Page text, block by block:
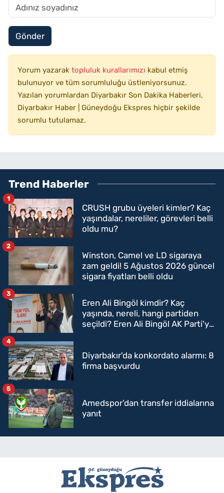
Gönder
Yorum yazarak topluluk kurallarımızı kabul etmiş
bulunuyor ve tüm sorumluluğu üstleniyorsunuz.
Yazılan yorumlardan Diyarbakır Son Dakika Haberleri,
Diyarbakır Haber | Güneydoğu Ekspres hiçbir şekilde
sorumlu tutulamaz.
Trend Haberler
CRUSH grubu üyeleri kimler? Kaç
yaşındalar, nereliler, görevleri belli
oldu mu?
1
Winston, Camel ve LD sigaraya
zam geldi! 5 Ağustos 2026 güncel
sigara fiyatları belli oldu
2
Eren Ali Bingöl kimdir? Kaç
yaşında, nereli, hangi partiden
seçildi? Eren Ali Bingöl AK Parti'ye
3
Diyarbakır'da konkordato alarmı: 8
firma başvurdu
4
Amedspor’dan transfer iddialarına
yanıt
5